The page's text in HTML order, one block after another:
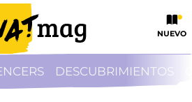
NUEVO
DESCUBRIMIENTOS